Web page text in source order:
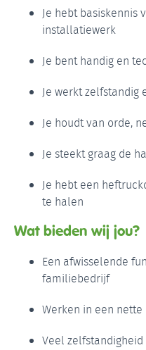
Je hebt
installatiewerk
Je bent handig en
Je werkt
Je houdt van orde,
Je steekt graag de
Je hebt een
te halen
Wat bieden wij jou?
Een afwisselende
familiebedrijf
Werken in een
Veel